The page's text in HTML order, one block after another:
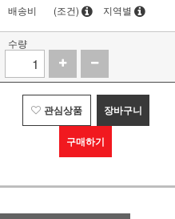
배송비
(조건) 지역별
수량
관심상품 장바구니
구매하기